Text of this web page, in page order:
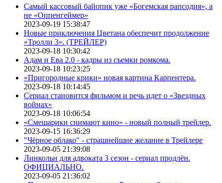
Самый кассовый байопик уже «Богемская рапсодия», а
не «Оппенгеймер»
2023-09-19 15:38:47
Новые приключения Цветана обеспечит продолжение
«Тролли 3». (ТРЕЙЛЕР)
2023-09-18 10:30:42
Адам и Ева 2.0 - кадры из съемки ромкома.
2023-09-18 10:23:25
«Пригородные крики» новая картина Карпентера.
2023-09-18 10:14:45
Сериал становится фильмом и речь идет о «Звездных
войнах»
2023-09-18 10:06:54
«Смешарики снимают кино» - новый полный трейлер.
2023-09-15 16:36:29
"Чёрное облако" - страшнейшие желание в Трейлере
2023-09-05 21:39:08
Линкольн для адвоката 3 сезон - сериал продлён.
ОФИЦИАЛЬНО.
2023-09-05 21:36:02